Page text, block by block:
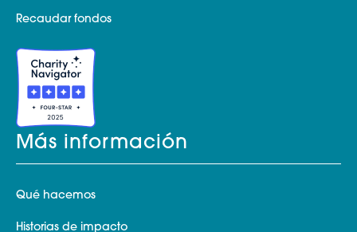
Recaudar fondos
Más información
Qué hacemos
Historias de impacto